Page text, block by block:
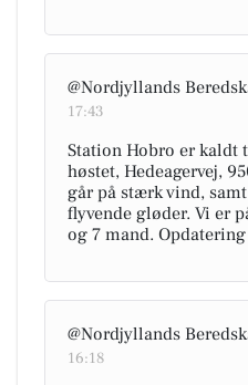
@Nordjyllands
17:43
Station Hobro er kaldt
høstet, Hedeagervej,
går på stærk vind,
flyvende gløder. Vi er
og 7 mand.
@Nordjyllands
16:18